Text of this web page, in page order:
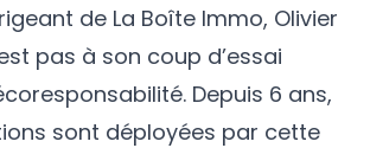
de La Boîte Immo, Olivier
pas à son coup d’essai
Depuis 6 ans,
sont déployées par cette